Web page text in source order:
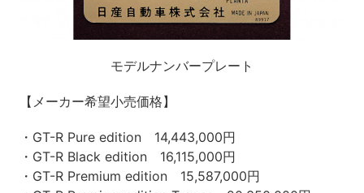
モデルナンバープレート
【メーカー希望小売価格】
・GT-R Pure edition 14,443,000円
・GT-R Black edition 16,115,000円
・GT-R Premium edition 15,587,000円